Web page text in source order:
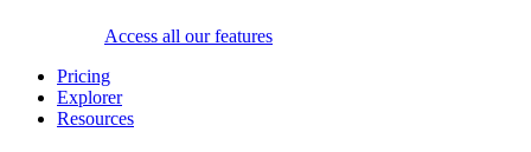
Access all our features
Pricing
Explorer
Resources